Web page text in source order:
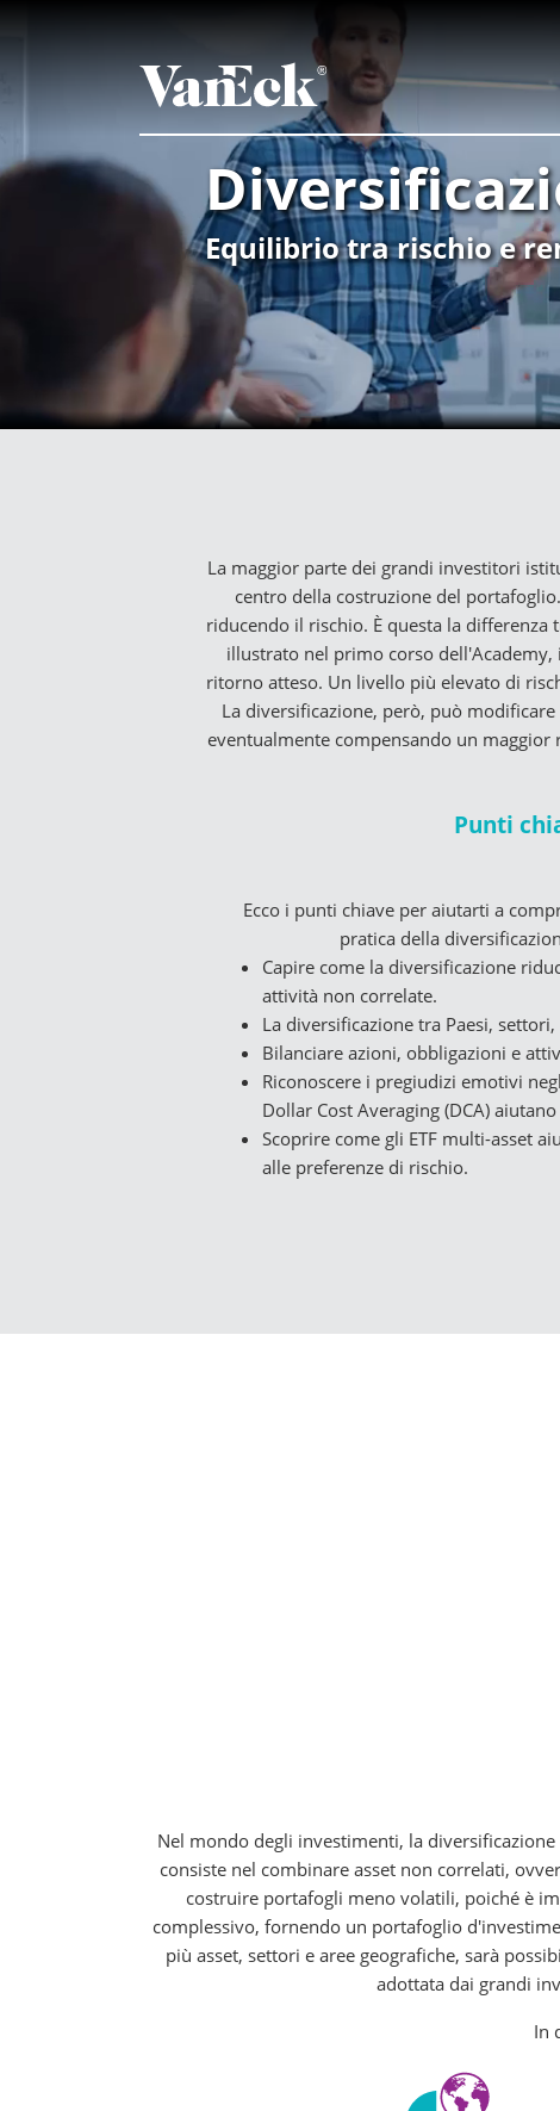
Equilibrio tra rischio e
La maggior parte dei grandi investitori
centro della costruzione del
riducendo il rischio. È questa la differenza
illustrato nel primo corso
ritorno atteso. Un livello più elevato di
La diversificazione, però, può
eventualmente compensando un
Punti
Ecco i punti chiave per aiutarti a
pratica della
Capire come la diversificazione
attività non correlate.
La diversificazione tra Paesi,
Bilanciare azioni, obbligazioni e
Riconoscere i pregiudizi emotivi
Dollar Cost Averaging (DCA)
Scoprire come gli ETF multi-asset
alle preferenze di rischio.
Nel mondo degli investimenti, la
consiste nel combinare asset non correlati,
costruire portafogli meno volatili, poiché è
complessivo, fornendo un portafoglio
più asset, settori e aree geografiche, sarà
adottata dai grandi
In